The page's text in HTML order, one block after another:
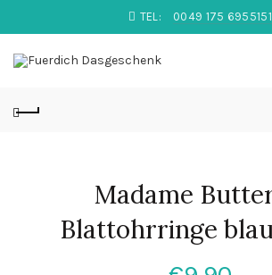
TEL: 0049 175 6955151
Madame
Blattohrringe